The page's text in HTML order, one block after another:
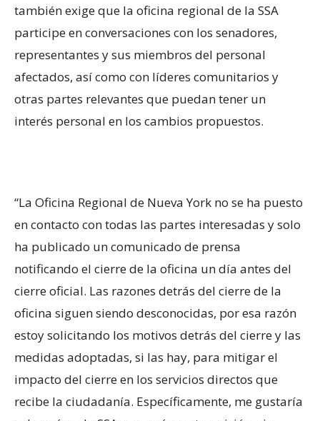
también exige que la oficina regional de la SSA
participe en conversaciones con los senadores,
representantes y sus miembros del personal
afectados, así como con líderes comunitarios y
otras partes relevantes que puedan tener un
interés personal en los cambios propuestos.
“La Oficina Regional de Nueva York no se ha puesto
en contacto con todas las partes interesadas y solo
ha publicado un comunicado de prensa
notificando el cierre de la oficina un día antes del
cierre oficial. Las razones detrás del cierre de la
oficina siguen siendo desconocidas, por esa razón
estoy solicitando los motivos detrás del cierre y las
medidas adoptadas, si las hay, para mitigar el
impacto del cierre en los servicios directos que
recibe la ciudadanía. Específicamente, me gustaría